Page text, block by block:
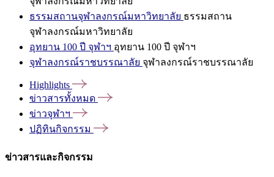
ธรรมสถานจุฬาลงกรณ์มหาวิทยาลัย ธรรมสถาน
จุฬาลงกรณ์มหาวิทยาลัย
อุทยาน 100 ปี จุฬาฯ อุทยาน 100 ปี จุฬาฯ
จุฬาลงกรณ์ราชบรรณาลัย จุฬาลงกรณ์ราชบรรณาลัย
Highlights
ข่าวสารทั้งหมด
ข่าวจุฬาฯ
ปฏิทินกิจกรรม
ข่าวสารและกิจกรรม